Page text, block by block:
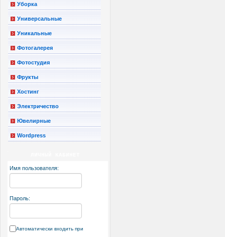
Уборка
Универсальные
Уникальные
Фотогалерея
Фотостудия
Фрукты
Хостинг
Электричество
Ювелирные
Wordpress
Имя пользователя:
Пароль:
Автоматически входить при